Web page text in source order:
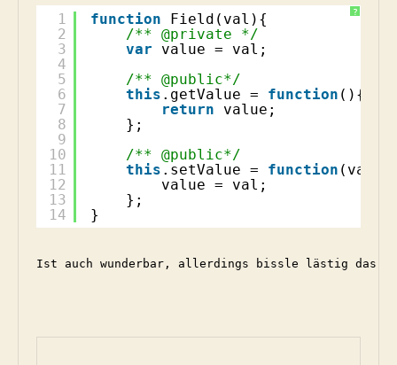
?
1
2
3
4
5
6
7
8
9
10
11
12
13
14
function
Field(val){
/** @private */
var
value = val;
/** @public*/
this .getValue = function (){
return
value;
};
/** @public*/
this .setValue = function (val){
value = val;
};
}
Ist auch wunderbar, allerdings bissle lästig das